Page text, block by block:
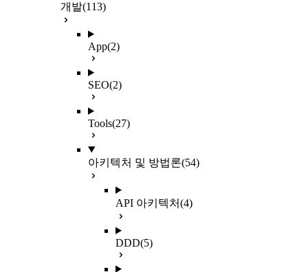
개발(113)
App(2)
SEO(2)
Tools(27)
아키텍처 및 방법론(54)
API 아키텍처(4)
DDD(5)